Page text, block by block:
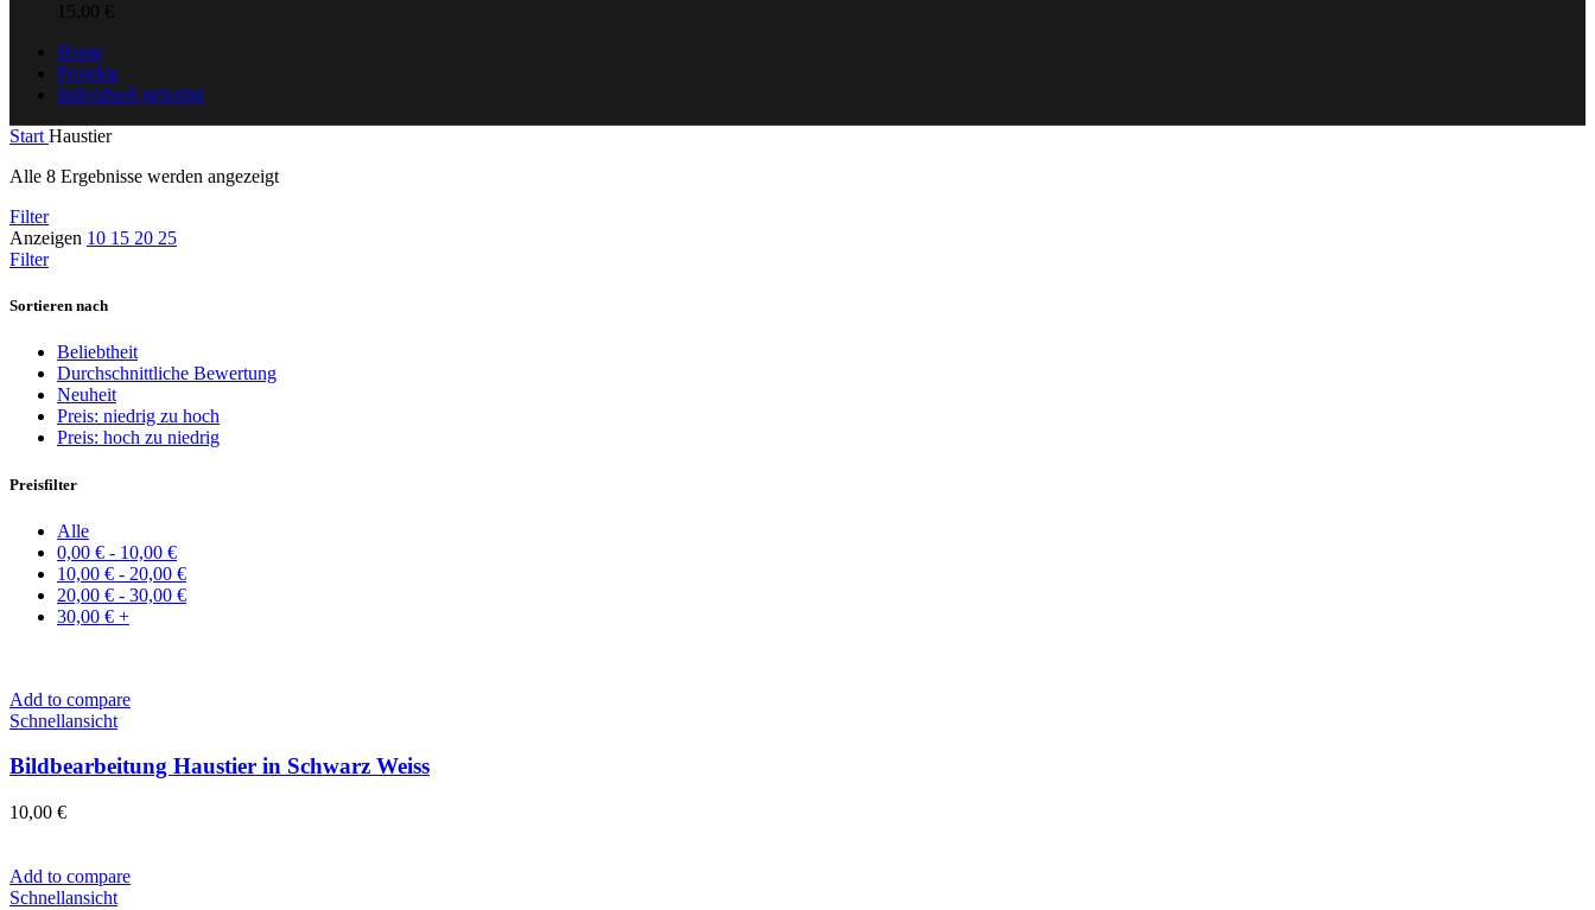
15,00 €
Home
Projekte
Individuell gefertigt
Start Haustier
Alle 8 Ergebnisse werden angezeigt
Filter
Anzeigen 10 15 20 25
Filter
Sortieren nach
Beliebtheit
Durchschnittliche Bewertung
Neuheit
Preis: niedrig zu hoch
Preis: hoch zu niedrig
Preisfilter
Alle
0,00 € - 10,00 €
10,00 € - 20,00 €
20,00 € - 30,00 €
30,00 € +
Add to compare
Schnellansicht
Bildbearbeitung Haustier in Schwarz Weiss
10,00 €
Add to compare
Schnellansicht